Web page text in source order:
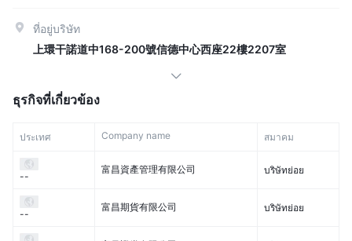
ที่อยู่บริษัท
上環干諾道中168-200號信德中心西座22樓2207室
ธุรกิจที่เกี่ยวข้อง
ประเทศ Company name สมาคม
--
富昌資產管理有限公司 บริษัทย่อย
--
富昌期貨有限公司 บริษัทย่อย